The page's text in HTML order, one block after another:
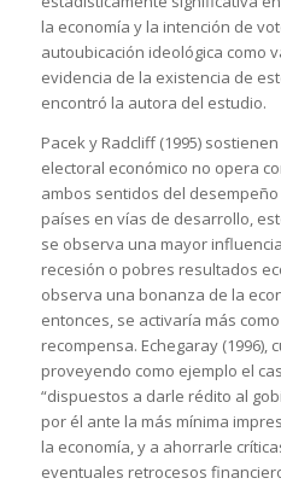
la economía y la intención de
autoubicación ideológica como
evidencia de la existencia de
encontró la autora del estudio.
Pacek y Radcliff (1995)
electoral económico no opera
ambos sentidos del desempeño
países en vías de desarrollo,
se observa una mayor
recesión o pobres resultados
observa una bonanza de la
entonces, se activaría más
recompensa. Echegaray (1996),
proveyendo como ejemplo el
“dispuestos a darle rédito al
por él ante la más mínima
la economía, y a ahorrarle
eventuales retrocesos